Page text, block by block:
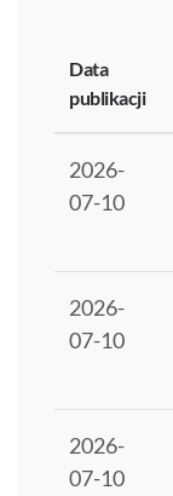
Data
publikacji
2026-
07-10
2026-
07-10
2026-
07-10